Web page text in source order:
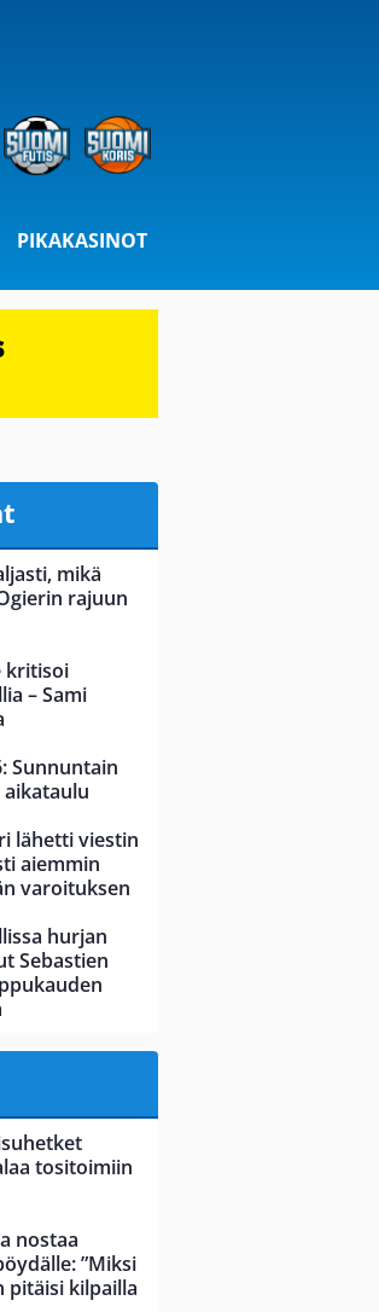
PIKAKASINOT
mikä
rajuun
kritisoi
– Sami
Sunnuntain
lähetti viestin
aiemmin
varoituksen
hurjan
Sebastien
tositoimiin
nostaa
”Miksi
pitäisi kilpailla